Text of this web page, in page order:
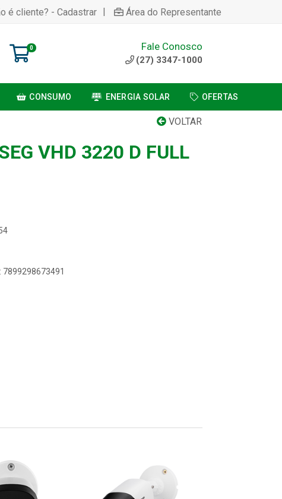
é cliente? - Cadastrar | Área do Representante
0 Fale Conosco
(27) 3347-1000
CONSUMO ENERGIA SOLAR OFERTAS
VOLTAR
VHD 3220 D FULL
7899298673491